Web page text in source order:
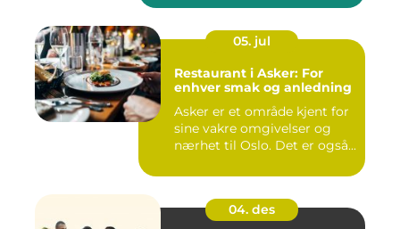
05. jul
Restaurant i Asker: For
enhver smak og anledning
Asker er et område kjent for
sine vakre omgivelser og
nærhet til Oslo. Det er også...
04. des